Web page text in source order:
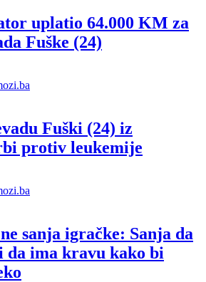
uplatio 64.000 KM za
Fuške (24)
Fuški (24) iz
protiv leukemije
sanja igračke: Sanja da
da ima kravu kako bi